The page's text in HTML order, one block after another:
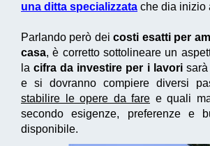
una ditta specializzata che dia inizio
Parlando però dei costi esatti per
casa, è corretto sottolineare un
lacifra da investire per i lavorisarà
e si dovranno compiere diversi
stabilire le opere da fare e quali
secondo esigenze, preferenze e
disponibile.